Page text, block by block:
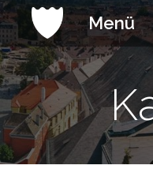
Ugrás
a
tartalomhoz
Menü